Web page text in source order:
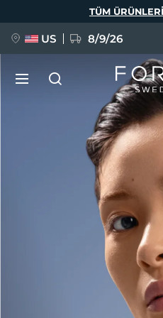
TÜM
US 8/9/26
FAQ™ Pure Beauty-
BREAKING NEWS
issa™ Teeth Whitening
Dil Seçimi
Deutsch
Italiano
Svenska
简体中文